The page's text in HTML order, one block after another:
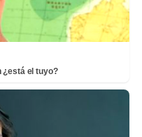
¿está el tuyo?